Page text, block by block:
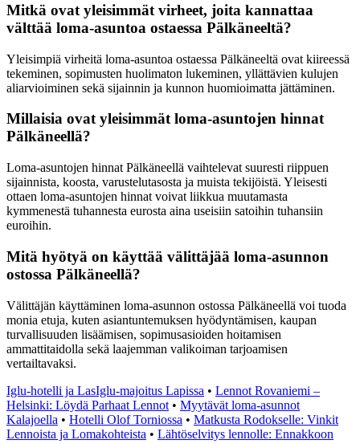
Mitkä ovat yleisimmät virheet, joita kannattaa
välttää loma-asuntoa ostaessa Pälkäneeltä?
Yleisimpiä virheitä loma-asuntoa ostaessa Pälkäneeltä ovat kiireessä
tekeminen, sopimusten huolimaton lukeminen, yllättävien kulujen
aliarvioiminen sekä sijainnin ja kunnon huomioimatta jättäminen.
Millaisia ovat yleisimmät loma-asuntojen hinnat
Pälkäneellä?
Loma-asuntojen hinnat Pälkäneellä vaihtelevat suuresti riippuen
sijainnista, koosta, varustelutasosta ja muista tekijöistä. Yleisesti
ottaen loma-asuntojen hinnat voivat liikkua muutamasta
kymmenestä tuhannesta eurosta aina useisiin satoihin tuhansiin
euroihin.
Mitä hyötyä on käyttää välittäjää loma-asunnon
ostossa Pälkäneellä?
Välittäjän käyttäminen loma-asunnon ostossa Pälkäneellä voi tuoda
monia etuja, kuten asiantuntemuksen hyödyntämisen, kaupan
turvallisuuden lisäämisen, sopimusasioiden hoitamisen
ammattitaidolla sekä laajemman valikoiman tarjoamisen
vertailtavaksi.
Iglu-hotelli ja LasIglu-majoitus Lapissa • Lennot Rovaniemi –
Helsinki: Löydä Parhaat Lennot • Myytävät loma-asunnot
Kalajoella • Hotelli Olof Torniossa • Matkusta Rodokselle: Vinkit
Lennoista ja Lomakohteista • Lähtöselvitys lennolle: Ennakkoon